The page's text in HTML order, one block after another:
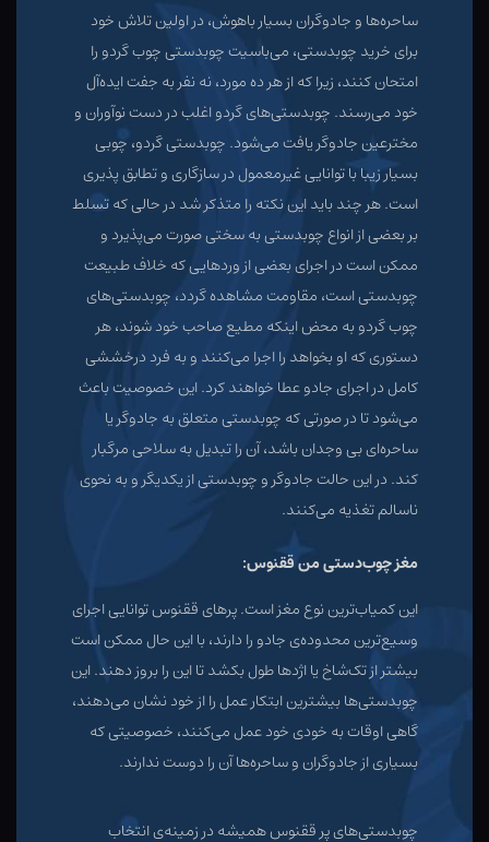
ساحره‌ها و جادوگران بسیار باهوش، در اولین تلاش خود
برای خرید چوبدستی، می‌باسیت چوبدستی چوب گردو را
امتحان کنند، زیرا که از هر ده مورد، نه نفر به جفت ایده‌آل
خود می‌رسند. چوبدستی‌های گردو اغلب در دست نوآوران و
مخترعین جادوگر یافت می‌شود. چوبدستی گردو، چوبی
بسیار زیبا با توانایی غیرمعمول در سازگاری و تطابق پذیری
است. هر چند باید این نکته را متذکر شد در حالی که تسلط
بر بعضی از انواع چوبدستی به سختی صورت می‌پذیرد و
ممکن است در اجرای بعضی از وردهایی که خلاف طبیعت
چوبدستی است، مقاومت مشاهده گردد، چوبدستی‌های
چوب گردو به محض اینکه مطیع صاحب خود شوند، هر
دستوری که او بخواهد را اجرا می‌کنند و به فرد درخششی
کامل در اجرای جادو عطا خواهند کرد. این خصوصیت باعث
می‌شود تا در صورتی که چوبدستی متعلق به جادوگر یا
ساحره‌ای بی وجدان باشد، آن را تبدیل به سلاحی مرگبار
کند. در این حالت جادوگر و چوبدستی از یکدیگر و به نحوی
ناسالم تغذیه می‌کنند.
مغز چوب‌دستی من ققنوس:
این کمیاب‌ترین نوع مغز است. پرهای ققنوس توانایی اجرای
وسیع‌ترین محدوده‌ی جادو را دارند، با این حال ممکن است
بیشتر از تک‌شاخ یا اژدها طول بکشد تا این را بروز دهند. این
چوبدستی‌ها بیشترین ابتکار عمل را از خود نشان می‌دهند،
گاهی اوقات به خودی خود عمل می‌کنند، خصوصیتی که
بسیاری از جادوگران و ساحره‌ها آن را دوست ندارند.
چوبدستی‌های پر ققنوس همیشه در زمینه‌ی انتخاب